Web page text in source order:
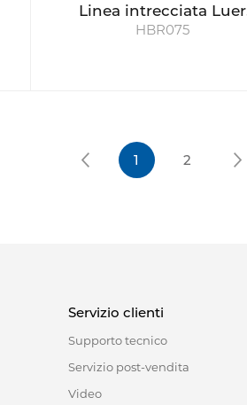
Linea intrecciata Luer
rotante 75cm
HBR075
1 2
Servizio clienti
Supporto tecnico
Servizio post-vendita
Video